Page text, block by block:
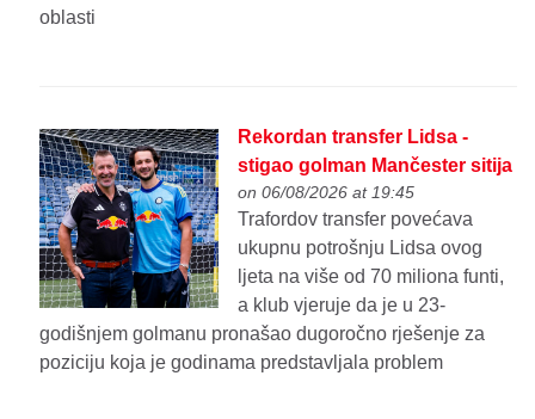
oblasti
Rekordan transfer Lidsa -
stigao golman Mančester sitija
on 06/08/2026 at 19:45
Trafordov transfer povećava
ukupnu potrošnju Lidsa ovog
ljeta na više od 70 miliona funti,
a klub vjeruje da je u 23-
godišnjem golmanu pronašao dugoročno rješenje za
poziciju koja je godinama predstavljala problem